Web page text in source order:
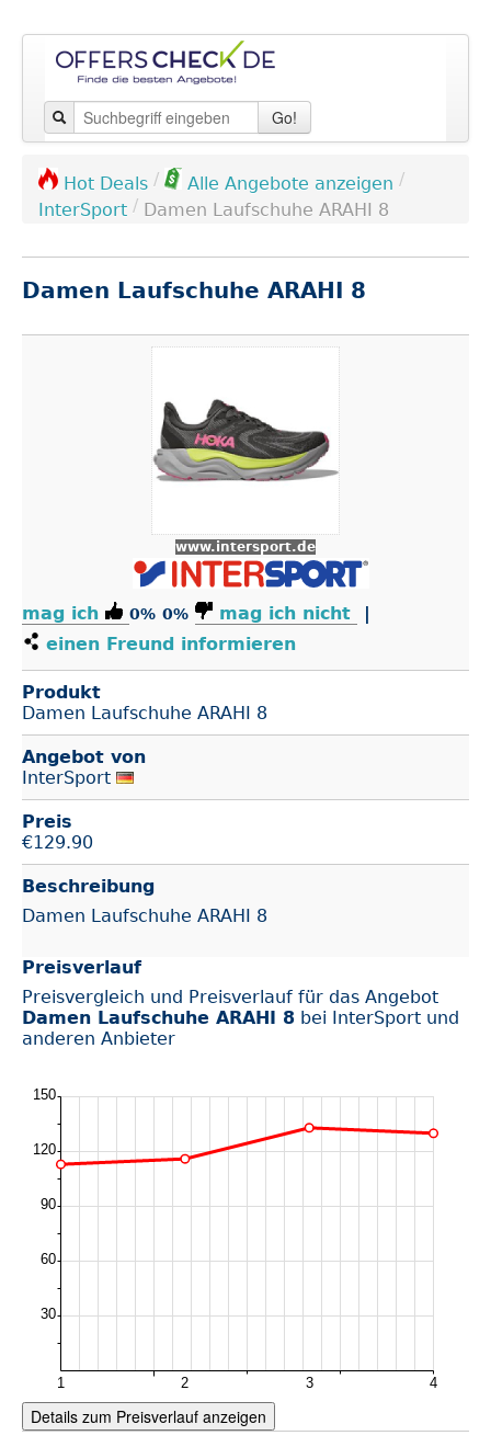
Go!
Hot Deals / Alle Angebote anzeigen /
InterSport / Damen Laufschuhe ARAHI 8
Damen Laufschuhe ARAHI 8
www.intersport.de
mag ich 0% 0% mag ich nicht
|
einen Freund informieren
Produkt
Damen Laufschuhe ARAHI 8
Angebot von
InterSport
Preis
€129.90
Beschreibung
Damen Laufschuhe ARAHI 8
Preisverlauf
Preisvergleich und Preisverlauf für das Angebot
Damen Laufschuhe ARAHI 8 bei InterSport und
anderen Anbieter
Details zum Preisverlauf anzeigen